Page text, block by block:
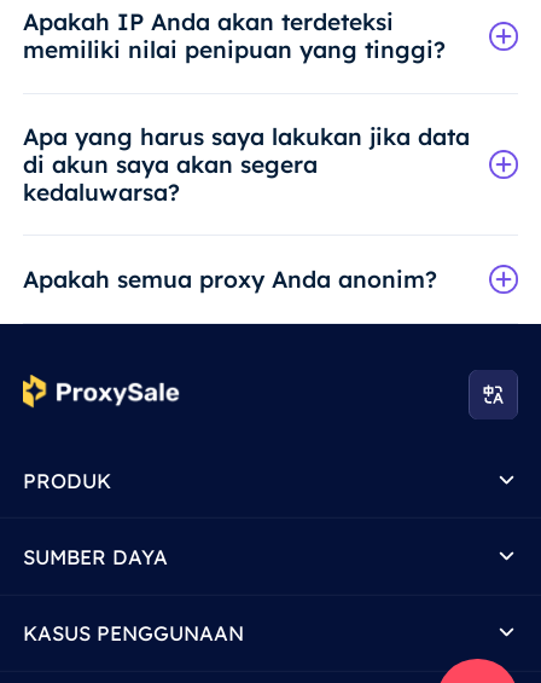
Apakah IP Anda akan terdeteksi
memiliki nilai penipuan yang tinggi?
Apa yang harus saya lakukan jika data
di akun saya akan segera
kedaluwarsa?
Apakah semua proxy Anda anonim?
PRODUK
SUMBER DAYA
KASUS PENGGUNAAN